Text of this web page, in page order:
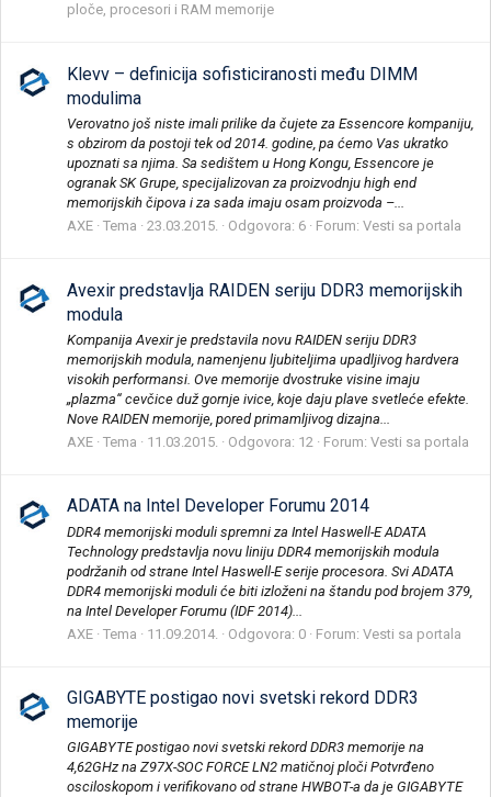
ploče, procesori i RAM memorije
Klevv – definicija sofisticiranosti među DIMM
modulima
Verovatno još niste imali prilike da čujete za Essencore kompaniju,
s obzirom da postoji tek od 2014. godine, pa ćemo Vas ukratko
upoznati sa njima. Sa sedištem u Hong Kongu, Essencore je
ogranak SK Grupe, specijalizovan za proizvodnju high end
memorijskih čipova i za sada imaju osam proizvoda –...
AXE Tema 23.03.2015. Odgovora: 6 Forum: Vesti sa portala
Avexir predstavlja RAIDEN seriju DDR3 memorijskih
modula
Kompanija Avexir je predstavila novu RAIDEN seriju DDR3
memorijskih modula, namenjenu ljubiteljima upadljivog hardvera
visokih performansi. Ove memorije dvostruke visine imaju
„plazma“ cevčice duž gornje ivice, koje daju plave svetleće efekte.
Nove RAIDEN memorije, pored primamljivog dizajna...
AXE Tema 11.03.2015. Odgovora: 12 Forum: Vesti sa portala
ADATA na Intel Developer Forumu 2014
DDR4 memorijski moduli spremni za Intel Haswell-E ADATA
Technology predstavlja novu liniju DDR4 memorijskih modula
podržanih od strane Intel Haswell-E serije procesora. Svi ADATA
DDR4 memorijski moduli će biti izloženi na štandu pod brojem 379,
na Intel Developer Forumu (IDF 2014)...
AXE Tema 11.09.2014. Odgovora: 0 Forum: Vesti sa portala
GIGABYTE postigao novi svetski rekord DDR3
memorije
GIGABYTE postigao novi svetski rekord DDR3 memorije na
4,62GHz na Z97X-SOC FORCE LN2 matičnoj ploči Potvrđeno
osciloskopom i verifikovano od strane HWBOT-a da je GIGABYTE